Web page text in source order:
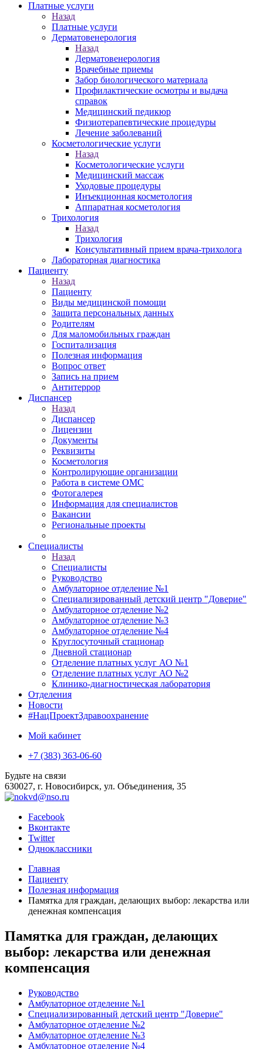
Платные услуги
Назад
Платные услуги
Дерматовенерология
Назад
Дерматовенерология
Врачебные приемы
Забор биологического материала
Профилактические осмотры и выдача
справок
Медицинский педикюр
Физиотерапевтические процедуры
Лечение заболеваний
Косметологические услуги
Назад
Косметологические услуги
Медицинский массаж
Уходовые процедуры
Инъекционная косметология
Аппаратная косметология
Трихология
Назад
Трихология
Консультативный прием врача-трихолога
Лабораторная диагностика
Пациенту
Назад
Пациенту
Виды медицинской помощи
Защита персональных данных
Родителям
Для маломобильных граждан
Госпитализация
Полезная информация
Вопрос ответ
Запись на прием
Антитеррор
Диспансер
Назад
Диспансер
Лицензии
Документы
Реквизиты
Косметология
Контролирующие организации
Работа в системе ОМС
Фотогалерея
Информация для специалистов
Вакансии
Региональные проекты
Специалисты
Назад
Специалисты
Руководство
Амбулаторное отделение №1
Специализированный детский центр "Доверие"
Амбулаторное отделение №2
Амбулаторное отделение №3
Амбулаторное отделение №4
Круглосуточный стационар
Дневной стационар
Отделение платных услуг АО №1
Отделение платных услуг АО №2
Клинико-диагностическая лаборатория
Отделения
Новости
#НацПроектЗдравоохранение
Мой кабинет
+7 (383) 363-06-60
Будьте на связи
630027, г. Новосибирск, ул. Объединения, 35
Facebook
Вконтакте
Twitter
Одноклассники
Главная
Пациенту
Полезная информация
Памятка для граждан, делающих выбор: лекарства или
денежная компенсация
Памятка для граждан, делающих
выбор: лекарства или денежная
компенсация
Руководство
Амбулаторное отделение №1
Специализированный детский центр "Доверие"
Амбулаторное отделение №2
Амбулаторное отделение №3
Амбулаторное отделение №4